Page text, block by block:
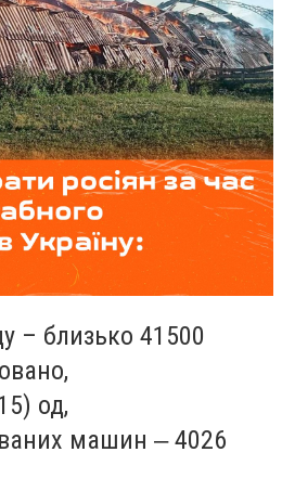
– близько 41500
од,
машин ‒ 4026